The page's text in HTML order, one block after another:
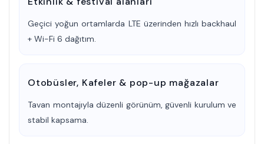
Geçici yoğun ortamlarda LTE üzerinden hızlı backhaul
+ Wi-Fi 6 dağıtım.
Otobüsler, Kafeler & pop-up mağazalar
Tavan montajıyla düzenli görünüm, güvenli kurulum ve
stabil kapsama.